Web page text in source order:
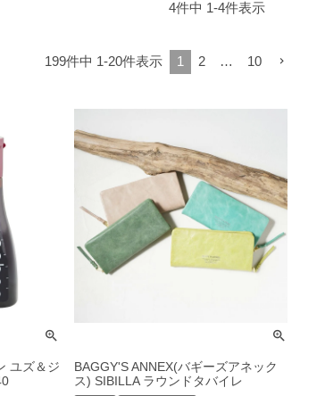
4件中 1-4件表示
199件中 1-20件表示 1 2 … 10
ユズ＆ジ
BAGGY'S ANNEX(バギーズアネック
ス) SIBILLA ラウンドタバイレ